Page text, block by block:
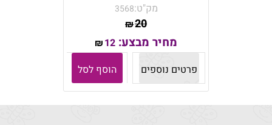
מק"ט:3568
₪20
מחיר מבצע: ₪12
פרטים נוספים
הוסף לסל